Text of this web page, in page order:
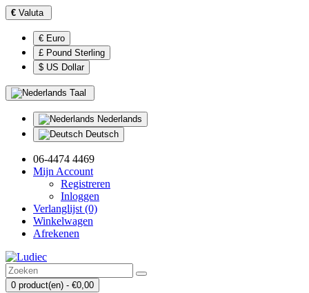
€ Valuta
€ Euro
£ Pound Sterling
$ US Dollar
Taal
Nederlands
Deutsch
06-4474 4469
Mijn Account
Registreren
Inloggen
Verlanglijst (0)
Winkelwagen
Afrekenen
0 product(en) - €0,00